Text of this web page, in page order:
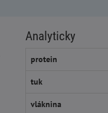
Analyticky
protein
tuk
vláknina